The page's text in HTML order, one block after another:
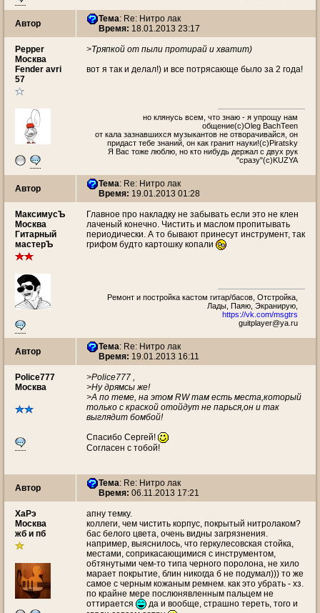
Автор Тема: Re: Нитро лак
Время: 18.01.2013 23:17
Pepper
Москва
Fender avri
57
>Тряпкой от пыли протирай и хватит)
вот я так и делал!) и все потрясающе было за 2 года!
но клянусь всем, что знаю - я упрощу нам
общение(c)Oleg BachTeen
от кала зазнавшихся музыкантов не отворачивайся, он
придаст тебе знаний, он как гранит науки!(с)Piratsky
Я Вас тоже люблю, но кто нибудь держал с двух рук
"сразу"(c)KUZYA
Автор Тема: Re: Нитро лак
Время: 19.01.2013 01:28
МаксимусЪ
Москва
Гитарный
мастерЪ
Главное про накладку не забывать если это не клен
лаченый конечно. Чистить и маслом пропитывать
периодически. А то бывают принесут инструмент, так
грифом будто картошку копали
Ремонт и постройка кастом гитар/басов, Отстройка,
Лады, Паяю, Экранирую,
https://vk.com/msgtrs
guitplayer@ya.ru
Автор Тема: Re: Нитро лак
Время: 19.01.2013 16:11
Police777
Москва
>Police777 ,
>Ну дрямсы же!
>А по теме, на этом RW там есть места,который
только с краской отойдут не парься,он и так
выглядит бомбой!
Спасибо Сергей!
Согласен с тобой!
Автор Тема: Re: Нитро лак
Время: 06.11.2013 17:21
ХаРэ
Москва
жб и пб
апну темку.
коллеги, чем чистить корпус, покрытый нитролаком?
бас белого цвета, очень видны загрязнения.
например, выяснилось, что геркулесовская стойка,
местами, соприкасающимися с инструментом,
обтянутыми чем-то типа черного поролона, не хило
марает покрытие, блин никогда б не подумал))) то же
самое с черным кожаным ремнем. как это убрать - хз.
по крайне мере послюнявленным пальцем не
оттирается
да и вообще, страшно тереть, того и